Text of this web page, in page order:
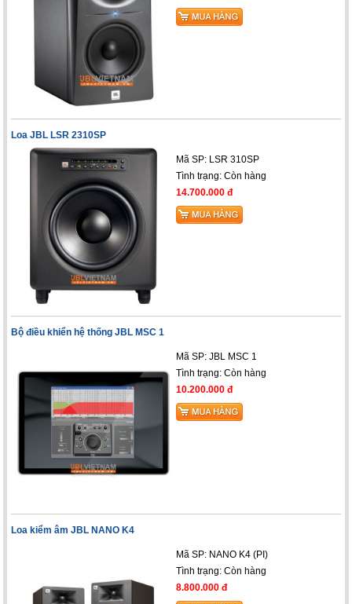
Loa JBL LSR 2310SP
Mã SP: LSR 310SP
Tình trạng: Còn hàng
14.700.000 đ
Bộ điều khiển hệ thống JBL MSC 1
Mã SP: JBL MSC 1
Tình trạng: Còn hàng
10.200.000 đ
Loa kiểm âm JBL NANO K4
Mã SP: NANO K4 (PI)
Tình trạng: Còn hàng
8.800.000 đ